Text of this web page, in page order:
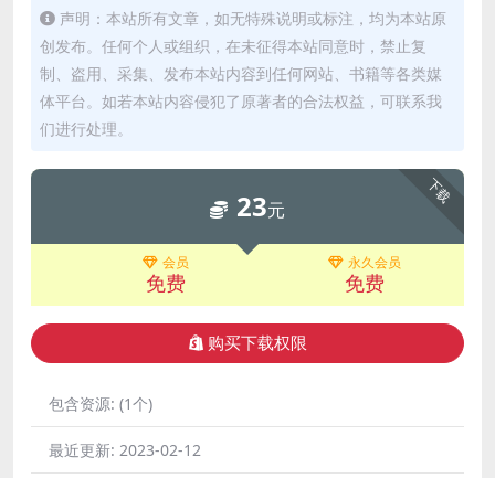
声明：本站所有文章，如无特殊说明或标注，均为本站原
创发布。任何个人或组织，在未征得本站同意时，禁止复
制、盗用、采集、发布本站内容到任何网站、书籍等各类媒
体平台。如若本站内容侵犯了原著者的合法权益，可联系我
们进行处理。
下载
23元
会员
免费
永久会员
免费
购买下载权限
包含资源: (1个)
最近更新: 2023-02-12